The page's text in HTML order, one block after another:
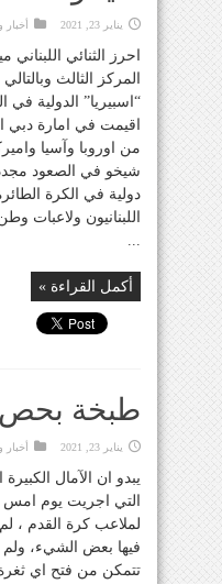
يناير 23, 2021 أخبار
احرز الثنائي
المركز الثالث
“اسبيريا” الدولية في
اقيمت في امارة دبي
من اوروبا وآسيا
شيخو في الصعود
دولية في الكرة
اللبنانيون ولاعبات
...
أكمل القراءة »
طبخة بحص
يناير 23, 2021 أخبار
يبدو ان الآمال
التي اجريت يوم امس
لملاعب كرة القدم ،
فيها بعض الشيء، ولم
تتمكن من فتح اي ثغرة